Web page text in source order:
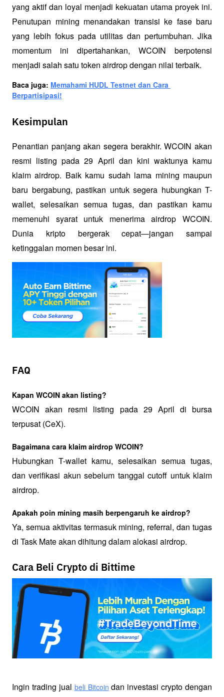
yang aktif dan loyal menjadi kekuatan utama proyek ini.
Penutupan mining menandakan transisi ke fase baru
yang lebih fokus pada utilitas dan pertumbuhan. Jika
momentum ini dipertahankan, WCOIN berpotensi
menjadi salah satu token airdrop dengan nilai terbaik.
Baca juga: Memahami HUDL Testnet dan Cara
Berpartisipasi!
Kesimpulan
Penantian panjang akan segera berakhir. WCOIN akan
resmi listing pada 29 April dan kini waktunya kamu
klaim airdrop. Baik kamu sudah lama mining maupun
baru bergabung, pastikan untuk segera hubungkan T-
wallet, selesaikan semua tugas, dan pastikan kamu
memenuhi syarat untuk menerima airdrop WCOIN.
Dunia kripto bergerak cepat—jangan sampai
ketinggalan momen besar ini.
FAQ
Kapan WCOIN akan listing?
WCOIN akan resmi listing pada 29 April di bursa
terpusat (CeX).
Bagaimana cara klaim airdrop WCOIN?
Hubungkan T-wallet kamu, selesaikan semua tugas,
dan verifikasi akun sebelum tanggal cutoff untuk klaim
airdrop.
Apakah poin mining masih berpengaruh ke airdrop?
Ya, semua aktivitas termasuk mining, referral, dan tugas
di Task Mate akan dihitung dalam alokasi airdrop.
Cara Beli Crypto di Bittime
Ingin trading jual beli Bitcoin dan investasi crypto dengan